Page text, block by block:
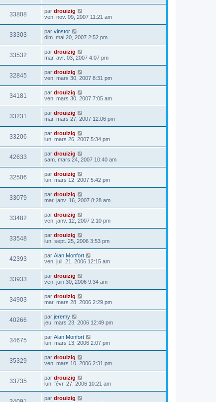
33808 par drouizig
ven. nov. 09, 2007 11:21 am
33303 par vinstor
dim. mai 20, 2007 2:52 pm
33532 par drouizig
mar. avr. 03, 2007 4:07 pm
32845 par drouizig
ven. mars 30, 2007 8:31 pm
34181 par drouizig
ven. mars 30, 2007 7:05 am
33231 par drouizig
mar. mars 27, 2007 12:06 pm
33206 par drouizig
lun. mars 26, 2007 5:34 pm
42633 par drouizig
sam. mars 24, 2007 10:40 am
32506 par drouizig
lun. mars 12, 2007 5:42 pm
33079 par drouizig
mar. janv. 16, 2007 8:28 am
33482 par drouizig
ven. janv. 12, 2007 2:10 pm
33548 par drouizig
lun. sept. 25, 2006 3:53 pm
42393 par Alan Monfort
ven. juil. 21, 2006 12:15 am
33933 par drouizig
ven. juin 30, 2006 9:34 am
34903 par drouizig
mar. mars 28, 2006 2:29 pm
40266 par jeremy
jeu. mars 23, 2006 12:49 pm
34675 par Alan Monfort
lun. mars 13, 2006 2:07 pm
35329 par drouizig
ven. mars 10, 2006 2:31 pm
33735 par drouizig
lun. févr. 27, 2006 10:21 am
par drouizig